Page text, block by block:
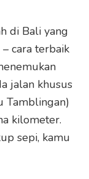
di Bali yang
cara terbaik
jalan khusus
Tamblingan)
kilometer.
sepi, kamu